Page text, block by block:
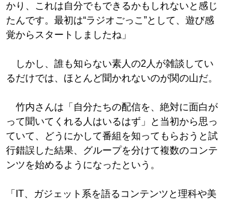
かり、これは自分でもできるかもしれないと感じ
たんです。最初は“ラジオごっこ”として、遊び感
覚からスタートしましたね」
しかし、誰も知らない素人の2人が雑談してい
るだけでは、ほとんど聞かれないのが関の山だ。
竹内さんは「自分たちの配信を、絶対に面白が
って聞いてくれる人はいるはず」と当初から思っ
ていて、どうにかして番組を知ってもらおうと試
行錯誤した結果、グループを分けて複数のコンテ
ンツを始めるようになったという。
「IT、ガジェット系を語るコンテンツと理科や美